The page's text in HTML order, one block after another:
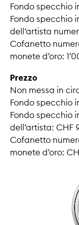
Fondo specchio
Fondo specchio
dell’artista
Cofanetto
monete d’oro:
Prezzo
Non messa in
Fondo specchio
Fondo specchio
dell’artista: CHF
Cofanetto
monete d’oro: